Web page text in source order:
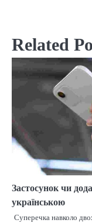
Related
Застосунок чи
українською
Суперечка навколо